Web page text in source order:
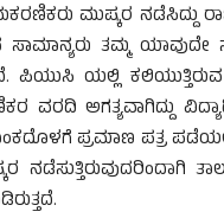
ಮುಷ್ಕರ ನಡೆಸಿದ್ದು
ಸಾಮಾನ್ಯರು ತಮ್ಮ
ಪಿಯುಸಿ ಯಲ್ಲಿ
ವರದಿ ಅಗತ್ಯವಾಗಿದ್ದು
ಪ್ರಮಾಣ ಪತ್ರ ಪಡೆಯಲು